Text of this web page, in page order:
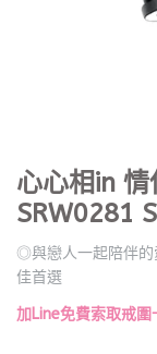
心心相in
SRW0281
◎與戀人一起陪伴
佳首選
加Line免費索取戒圍